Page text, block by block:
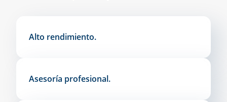
Alto rendimiento.
Asesoría profesional.